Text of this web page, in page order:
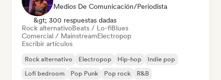
Medios De Comunicación/Periodista
&gt; 300 respuestas dadas
Rock alternativoBeats / Lo-fiBlues
Comercial / MainstreamElectropop
Escribir artículos
Rock alternativo Electropop Hip-hop
Indie pop
Lofi bedroom
Pop Punk Pop rock R&B